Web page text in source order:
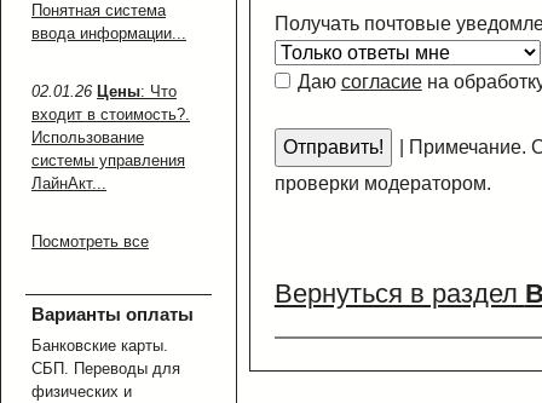
Понятная система
ввода информации...
02.01.26 Цены: Что
входит в стоимость?.
Использование
системы управления
ЛайнАкт...
Посмотреть все
Варианты оплаты
Банковские карты.
СБП. Переводы для
физических и
Получать почтовые
Даю согласиена
Примечание.
проверки модератором.
Вернуться в раздел